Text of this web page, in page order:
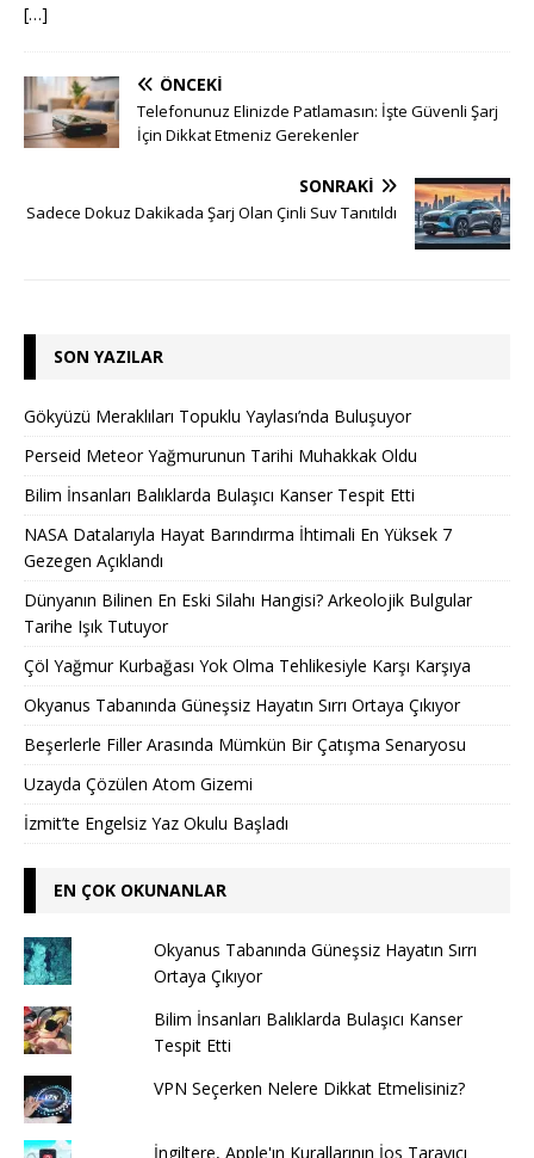
[…]
ÖNCEKI
Telefonunuz Elinizde Patlamasın: İşte Güvenli Şarj
İçin Dikkat Etmeniz Gerekenler
SONRAKI
Sadece Dokuz Dakikada Şarj Olan Çinli Suv Tanıtıldı
SON YAZILAR
Gökyüzü Meraklıları Topuklu Yaylası’nda Buluşuyor
Perseid Meteor Yağmurunun Tarihi Muhakkak Oldu
Bilim İnsanları Balıklarda Bulaşıcı Kanser Tespit Etti
NASA Datalarıyla Hayat Barındırma İhtimali En Yüksek 7
Gezegen Açıklandı
Dünyanın Bilinen En Eski Silahı Hangisi? Arkeolojik Bulgular
Tarihe Işık Tutuyor
Çöl Yağmur Kurbağası Yok Olma Tehlikesiyle Karşı Karşıya
Okyanus Tabanında Güneşsiz Hayatın Sırrı Ortaya Çıkıyor
Beşerlerle Filler Arasında Mümkün Bir Çatışma Senaryosu
Uzayda Çözülen Atom Gizemi
İzmit’te Engelsiz Yaz Okulu Başladı
EN ÇOK OKUNANLAR
Okyanus Tabanında Güneşsiz Hayatın Sırrı
Ortaya Çıkıyor
Bilim İnsanları Balıklarda Bulaşıcı Kanser
Tespit Etti
VPN Seçerken Nelere Dikkat Etmelisiniz?
İngiltere, Apple'ın Kurallarının İos Tarayıcı